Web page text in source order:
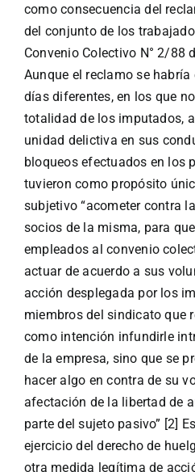
como consecuencia del
del conjunto de los
Convenio Colectivo N° 2/88
Aunque el reclamo se
días diferentes, en los que
totalidad de los imputados,
unidad delictiva en sus
bloqueos efectuados en los
tuvieron como propósito
subjetivo “acometer contra
socios de la misma, para
empleados al convenio
actuar de acuerdo a sus
acción desplegada por los
miembros del sindicato que
como intención infundirle
de la empresa, sino que se
hacer algo en contra de su
afectación de la libertad de
parte del sujeto pasivo” [2]
ejercicio del derecho de
otra medida legítima de